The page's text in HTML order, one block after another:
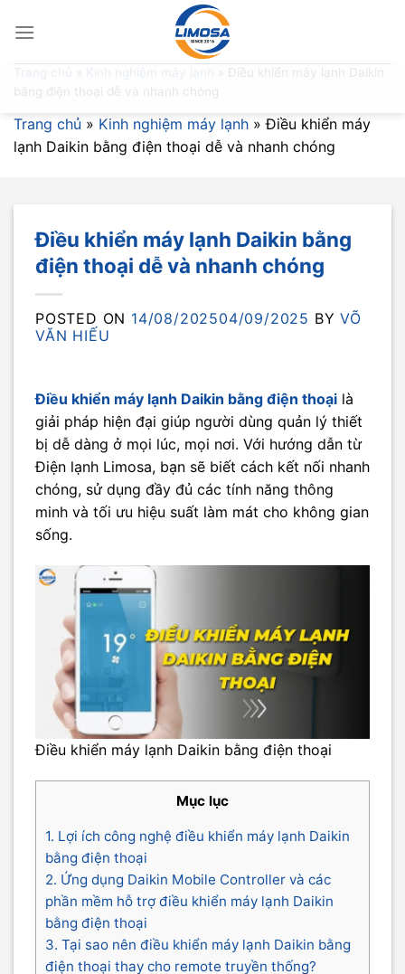
Điều khiển máy lạnh Daikin
bằng điện thoại dễ và nhanh chóng
Trang chủ » Kinh nghiệm máy lạnh »Điều khiển máy
lạnh Daikin bằng điện thoại dễ và nhanh chóng
Điều khiển máy lạnh Daikin bằng
điện thoại dễ và nhanh chóng
POSTED ON 14/08/202504/09/2025 BYVÕ
VĂN HIẾU
Điều khiển máy lạnh Daikin bằng điện thoại là
giải pháp hiện đại giúp người dùng quản lý thiết
bị dễ dàng ở mọi lúc, mọi nơi. Với hướng dẫn từ
Điện lạnh Limosa, bạn sẽ biết cách kết nối nhanh
chóng, sử dụng đầy đủ các tính năng thông
minh và tối ưu hiệu suất làm mát cho không gian
sống.
Điều khiển máy lạnh Daikin bằng điện thoại
Mục lục
1. Lợi ích công nghệ điều khiển máy lạnh Daikin
bằng điện thoại
2. Ứng dụng Daikin Mobile Controller và các
phần mềm hỗ trợ điều khiển máy lạnh Daikin
bằng điện thoại
3. Tại sao nên điều khiển máy lạnh Daikin bằng
điện thoại thay cho remote truyền thống?